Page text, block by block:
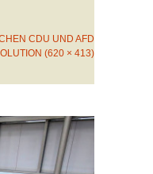
CDU UND AFD
(620 × 413)